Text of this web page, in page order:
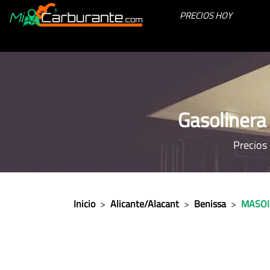
PRECIOS HOY
Gasolinera
Inicio > Alicante/Alacant > Benissa >